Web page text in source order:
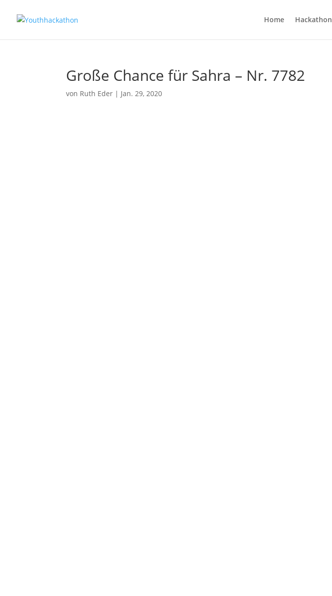
Home Hackathon
Große Chance für Sahra – Nr. 7782
von Ruth Eder | Jan. 29, 2020